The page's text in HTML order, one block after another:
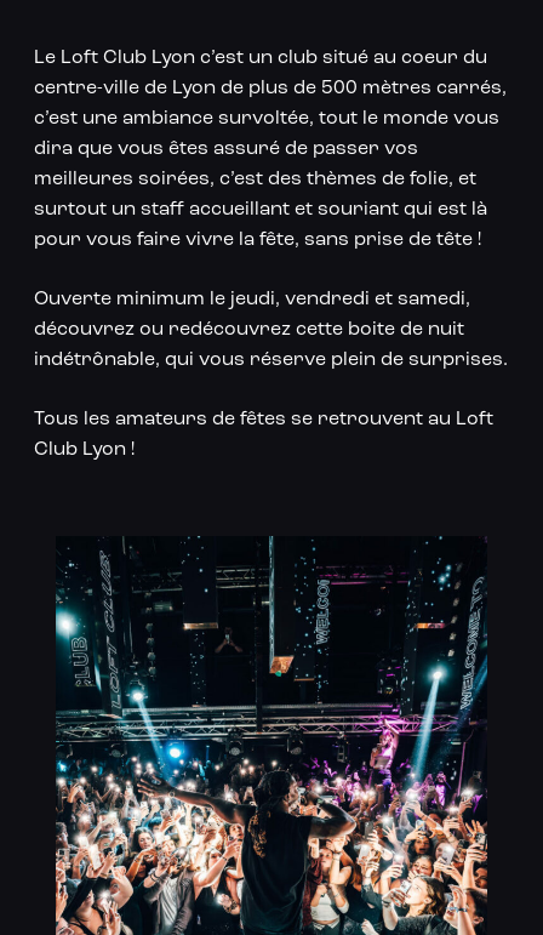
Le Loft Club Lyon c’est un club situé au coeur du
centre-ville de Lyon de plus de 500 mètres carrés,
c’est une ambiance survoltée, tout le monde vous
dira que vous êtes assuré de passer vos
meilleures soirées, c’est des thèmes de folie, et
surtout un staff accueillant et souriant qui est là
pour vous faire vivre la fête, sans prise de tête !
Ouverte minimum le jeudi, vendredi et samedi,
découvrez ou redécouvrez cette boite de nuit
indétrônable, qui vous réserve plein de surprises.
Tous les amateurs de fêtes se retrouvent au Loft
Club Lyon !